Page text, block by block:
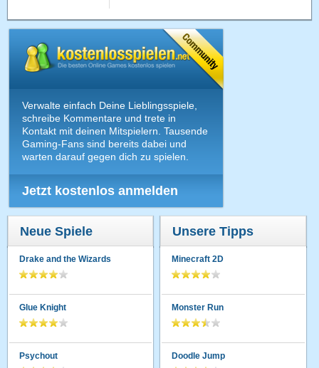
Verwalte einfach Deine Lieblingsspiele,
schreibe Kommentare und trete in
Kontakt mit deinen Mitspielern. Tausende
Gaming-Fans sind bereits dabei und
warten darauf gegen dich zu spielen.
Jetzt kostenlos anmelden
Neue Spiele
Drake and the Wizards
Glue Knight
Psychout
Unsere Tipps
Minecraft 2D
Monster Run
Doodle Jump